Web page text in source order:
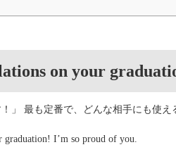
on your
」 最も定番で、どんな相手にも使え
graduation! I’m so proud of you.